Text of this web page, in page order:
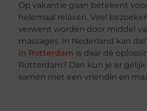
Op vakantie gaan betekent
helemaal relaxen. Veel
verwent worden door middel
massages. In Nederland kan
in Rotterdam is daar dé
Rotterdam? Dan kun je er
samen met een vriendin en